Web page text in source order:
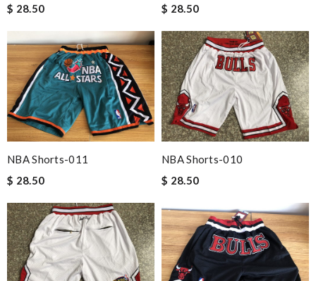
$ 28.50
$ 28.50
NBA Shorts-011
$ 28.50
NBA Shorts-010
$ 28.50